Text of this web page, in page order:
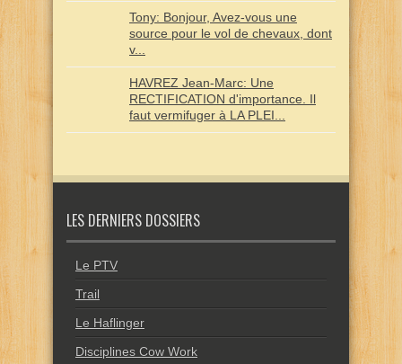
Tony: Bonjour, Avez-vous une
source pour le vol de chevaux, dont
v...
HAVREZ Jean-Marc: Une
RECTIFICATION d'importance. Il
faut vermifuger à LA PLEI...
LES DERNIERS DOSSIERS
Le PTV
Trail
Le Haflinger
Disciplines Cow Work